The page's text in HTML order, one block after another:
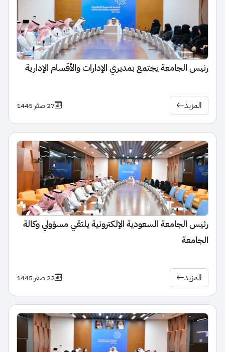
رئيس الجامعة يجتمع بمديري الإدارات والأقسام الإدارية
المزيد 27 صفر 1445
رئيس الجامعة السعودية الإلكترونية يلتقي مسؤولي وكالة
الجامعة
المزيد 22 صفر 1445